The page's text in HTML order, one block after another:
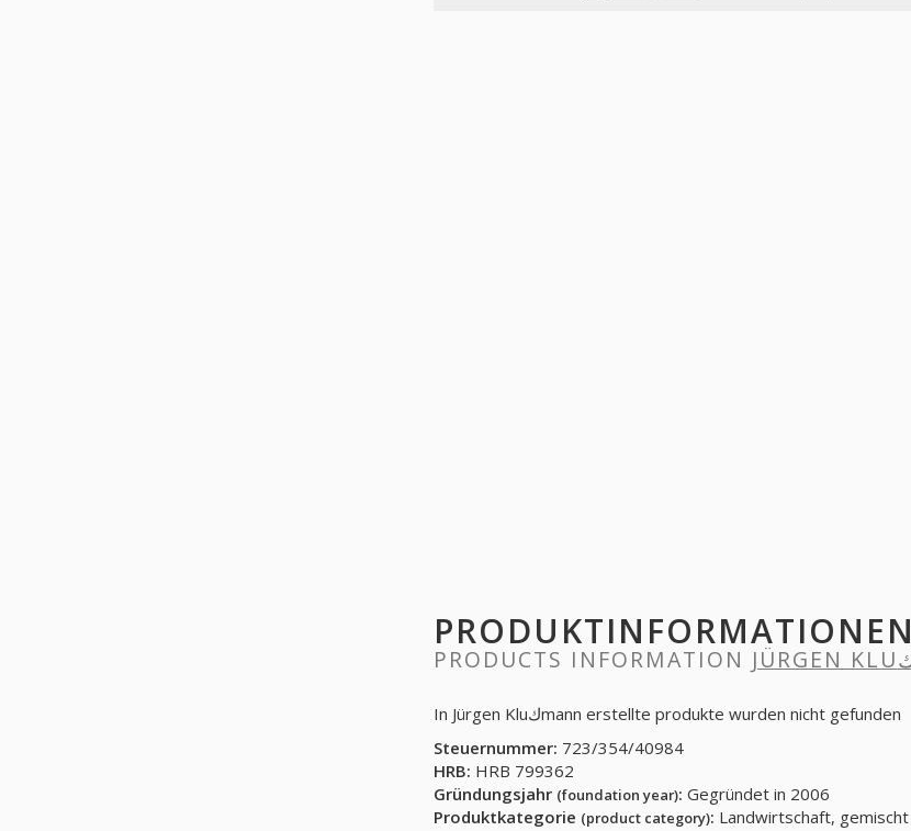
PRODUKTINFORMATIONEN
PRODUCTS INFORMATION
In Jürgen Kluكmann erstellte produkte wurden nicht gefunden
Steuernummer: 723/354/40984
HRB: HRB 799362
Gründungsjahr (foundation year): Gegründet in 2006
Produktkategorie (product category): Landwirtschaft, gemischt